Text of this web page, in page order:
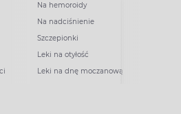
Na hemoroidy
Na nadciśnienie
Szczepionki
Leki na otyłość
Leki na dnę moczanową